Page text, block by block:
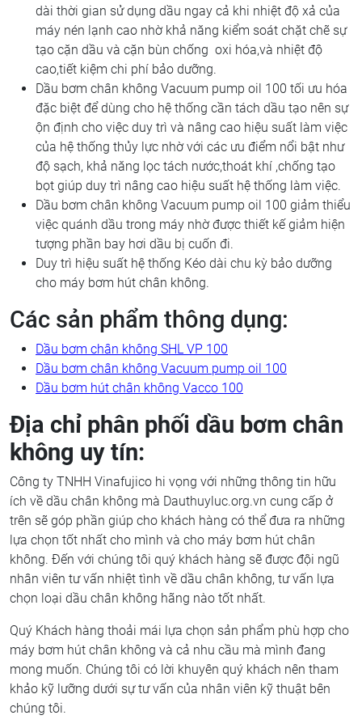
dài thời gian sử dụng dầu ngay cả khi nhiệt độ xả của
máy nén lạnh cao nhờ khả năng kiểm soát chặt chẽ sự
tạo cặn dầu và cặn bùn chống oxi hóa,và nhiệt độ
cao,tiết kiệm chi phí bảo dưỡng.
Dầu bơm chân không Vacuum pump oil 100 tối ưu hóa
đặc biệt để dùng cho hệ thống cần tách dầu tạo nên sự
ộn định cho việc duy trì và nâng cao hiệu suất làm việc
của hệ thống thủy lực nhờ với các ưu điểm nổi bật như
độ sạch, khả năng lọc tách nước,thoát khí ,chống tạo
bọt giúp duy trì nâng cao hiệu suất hệ thống làm việc.
Dầu bơm chân không Vacuum pump oil 100 giảm thiểu
việc quánh dầu trong máy nhờ được thiết kế giảm hiện
tượng phần bay hơi dầu bị cuốn đi.
Duy trì hiệu suất hệ thống Kéo dài chu kỳ bảo dưỡng
cho máy bơm hút chân không.
Các sản phẩm thông dụng:
Dầu bơm chân không SHL VP 100
Dầu bơm chân không Vacuum pump oil 100
Dầu bơm hút chân không Vacco 100
Địa chỉ phân phối dầu bơm chân
không uy tín:
Công ty TNHH Vinafujico hi vọng với những thông tin hữu
ích về dầu chân không mà Dauthuyluc.org.vn cung cấp ở
trên sẽ góp phần giúp cho khách hàng có thể đưa ra những
lựa chọn tốt nhất cho mình và cho máy bơm hút chân
không. Đến với chúng tôi quý khách hàng sẽ được đội ngũ
nhân viên tư vấn nhiệt tình về dầu chân không, tư vấn lựa
chọn loại dầu chân không hãng nào tốt nhất.
Quý Khách hàng thoải mái lựa chọn sản phẩm phù hợp cho
máy bơm hút chân không và cả nhu cầu mà mình đang
mong muốn. Chúng tôi có lời khuyên quý khách nên tham
khảo kỹ lưỡng dưới sự tư vấn của nhân viên kỹ thuật bên
chúng tôi.